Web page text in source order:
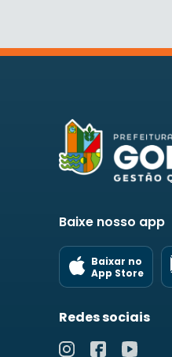
Baixe nosso app
Baixar no
App Store
Redes sociais